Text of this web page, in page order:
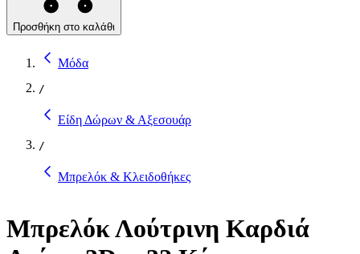
Προσθήκη στο καλάθι
Μόδα
/
Είδη Δώρων & Αξεσουάρ
/
Μπρελόκ & Κλειδοθήκες
Μπρελόκ Λούτρινη Καρδιά